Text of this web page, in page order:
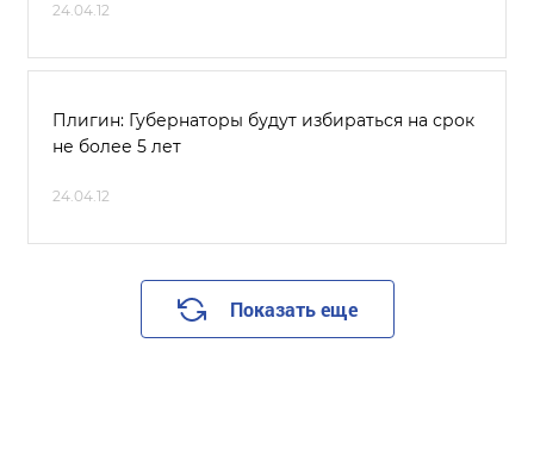
24.04.12
Плигин: Губернаторы будут избираться на срок
не более 5 лет
24.04.12
Показать еще